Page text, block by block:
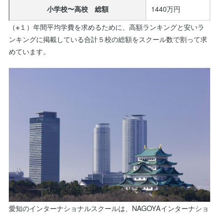
小学校〜高校 総額
1440万円
（※１）年間平均学費を求めるために、高額ランキングと安いラ
ンキングに掲載している合計５校の総額をスクール数で割って求
めています。
愛知のインターナショナルスクールは、NAGOYAインターナショ